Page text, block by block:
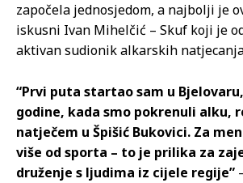
započela jednosjedom, a najbolji je
iskusni Ivan Mihelčić – Skuf koji je
aktivan sudionik alkarskih
“Prvi puta startao sam u
godine, kada smo pokrenuli alku,
natječem u Špišić Bukovici. Za
više od sporta – to je prilika za
druženje s ljudima iz cijele regije”